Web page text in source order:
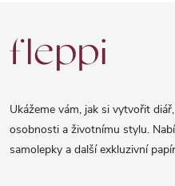
á
Ukážeme vám, jak si vytvořit
osobnosti a životnímu stylu.
samolepky a další exkluzivní